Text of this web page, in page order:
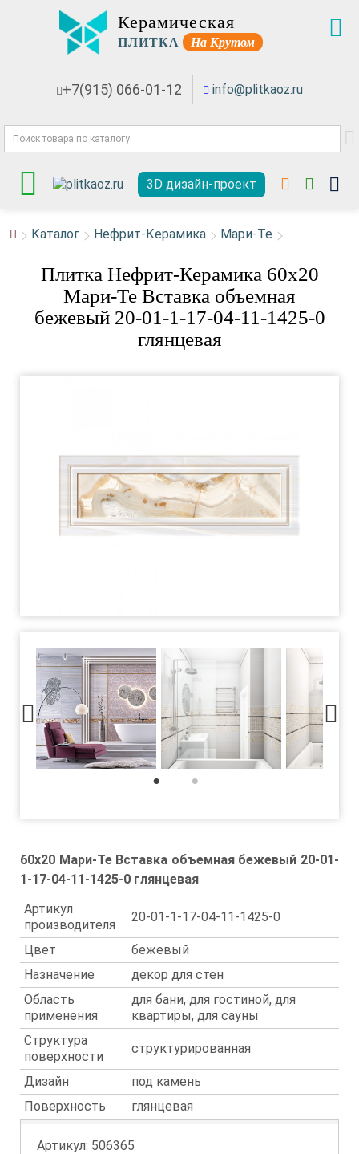
Керамическая
ПЛИТКА На Крутом
+7(915) 066-01-12 info@plitkaoz.ru
3D дизайн-проект
Каталог Нефрит-Керамика Мари-Те
Плитка Нефрит-Керамика 60x20
Мари-Те Вставка объемная
бежевый 20-01-1-17-04-11-1425-0
глянцевая
60x20 Мари-Те Вставка объемная бежевый 20-01-
1-17-04-11-1425-0 глянцевая
Артикул
производителя
20-01-1-17-04-11-1425-0
Цвет
бежевый
Назначение
декор для стен
Область
применения
для бани, для гостиной, для
квартиры, для сауны
Структура
поверхности
структурированная
Дизайн
под камень
Поверхность
глянцевая
Артикул: 506365